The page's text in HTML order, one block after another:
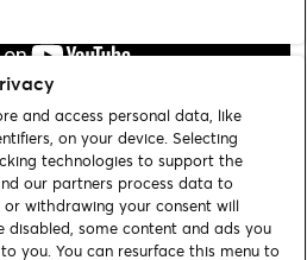
accueilleDavid Voinson
son premier spectacle, mêlant
générationnelles. À
révélé sur les réseaux
and access personal data, like
on your device. Selecting
technologies to support the
our partners process data to
or withdrawing your consent will
some content and ads you
you. You can resurface this menu to